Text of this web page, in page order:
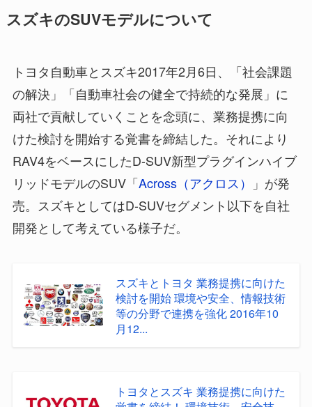
スズキのSUVモデルについて
トヨタ自動車とスズキ2017年2月6日、「社会課題
の解決」「自動車社会の健全で持続的な発展」に
両社で貢献していくことを念頭に、業務提携に向
けた検討を開始する覚書を締結した。それにより
RAV4をベースにしたD-SUV新型プラグインハイブ
リッドモデルのSUV「Across（アクロス）
」が発
売。スズキとしてはD-SUVセグメント以下を自社
開発として考えている様子だ。
スズキとトヨタ 業務提携に向けた
検討を開始 環境や安全、情報技術
等の分野で連携を強化 2016年10
月12...
トヨタとスズキ 業務提携に向けた